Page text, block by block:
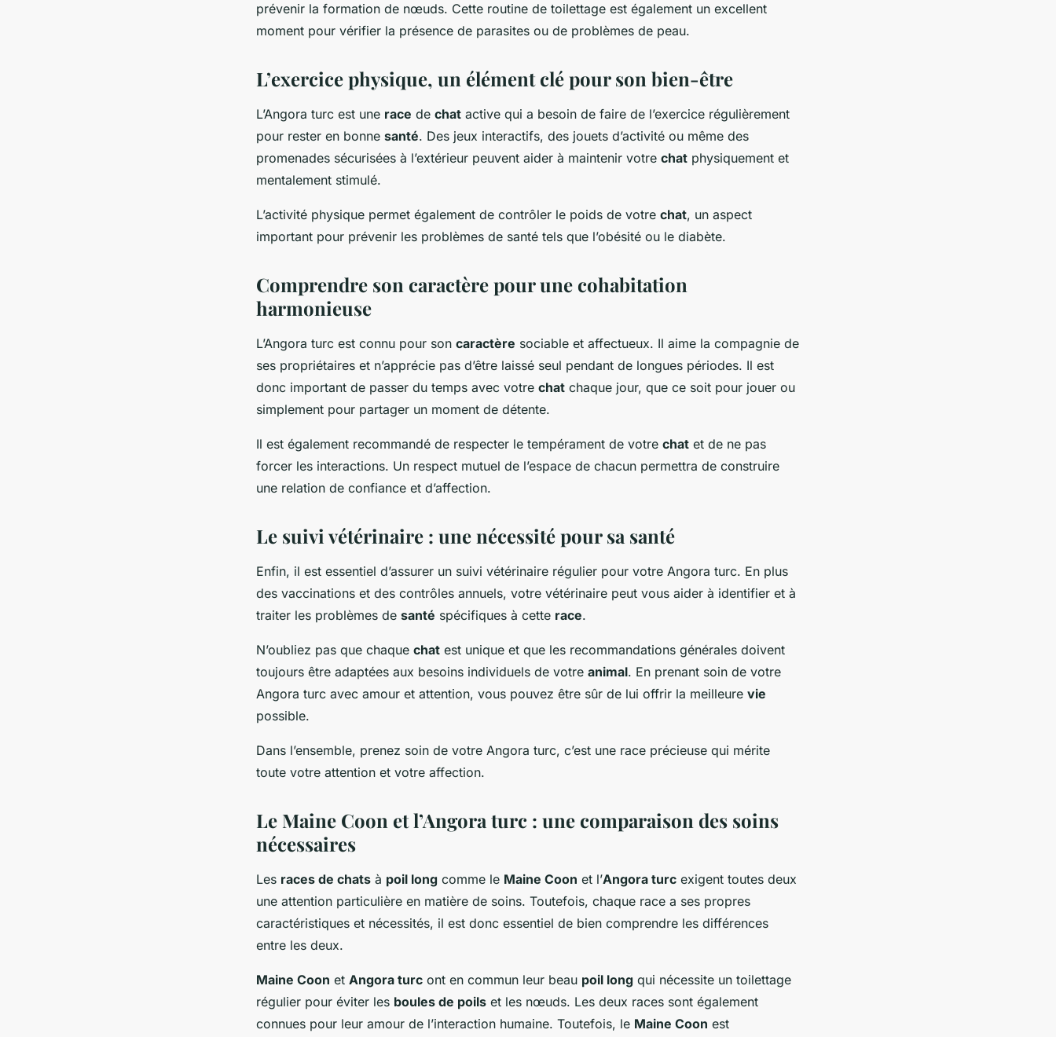
prévenir la formation de nœuds. Cette routine de toilettage est également un excellent
moment pour vérifier la présence de parasites ou de problèmes de peau.
L’exercice physique, un élément clé pour son bien-être
L’Angora turc est une race de chat active qui a besoin de faire de l’exercice régulièrement
pour rester en bonne santé. Des jeux interactifs, des jouets d’activité ou même des
promenades sécurisées à l’extérieur peuvent aider à maintenir votre chat physiquement et
mentalement stimulé.
L’activité physique permet également de contrôler le poids de votre chat, un aspect
important pour prévenir les problèmes de santé tels que l’obésité ou le diabète.
Comprendre son caractère pour une cohabitation
harmonieuse
L’Angora turc est connu pour son caractère sociable et affectueux. Il aime la compagnie de
ses propriétaires et n’apprécie pas d’être laissé seul pendant de longues périodes. Il est
donc important de passer du temps avec votre chat chaque jour, que ce soit pour jouer ou
simplement pour partager un moment de détente.
Il est également recommandé de respecter le tempérament de votre chat et de ne pas
forcer les interactions. Un respect mutuel de l’espace de chacun permettra de construire
une relation de confiance et d’affection.
Le suivi vétérinaire : une nécessité pour sa santé
Enfin, il est essentiel d’assurer un suivi vétérinaire régulier pour votre Angora turc. En plus
des vaccinations et des contrôles annuels, votre vétérinaire peut vous aider à identifier et à
traiter les problèmes de santé spécifiques à cette race.
N’oubliez pas que chaque chat est unique et que les recommandations générales doivent
toujours être adaptées aux besoins individuels de votre animal. En prenant soin de votre
Angora turc avec amour et attention, vous pouvez être sûr de lui offrir la meilleure vie
possible.
Dans l’ensemble, prenez soin de votre Angora turc, c’est une race précieuse qui mérite
toute votre attention et votre affection.
Le Maine Coon et l’Angora turc : une comparaison des soins
nécessaires
Les races de chats à poil long comme le Maine Coon et l’Angora turc exigent toutes deux
une attention particulière en matière de soins. Toutefois, chaque race a ses propres
caractéristiques et nécessités, il est donc essentiel de bien comprendre les différences
entre les deux.
Maine Coon et Angora turc ont en commun leur beau poil long qui nécessite un toilettage
régulier pour éviter les boules de poils et les nœuds. Les deux races sont également
connues pour leur amour de l’interaction humaine. Toutefois, le Maine Coon est